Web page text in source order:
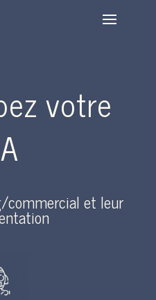
votre
et leur